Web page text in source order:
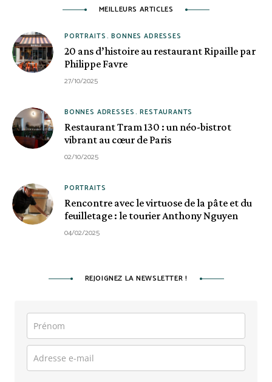
MEILLEURS ARTICLES
PORTRAITS BONNES ADRESSES
20 ans d’histoire au restaurant Ripaille par
Philippe Favre
27/10/2025
BONNES ADRESSES RESTAURANTS
Restaurant Tram 130 : un néo-bistrot
vibrant au cœur de Paris
02/10/2025
PORTRAITS
Rencontre avec le virtuose de la pâte et du
feuilletage : le tourier Anthony Nguyen
04/02/2025
REJOIGNEZ LA NEWSLETTER !